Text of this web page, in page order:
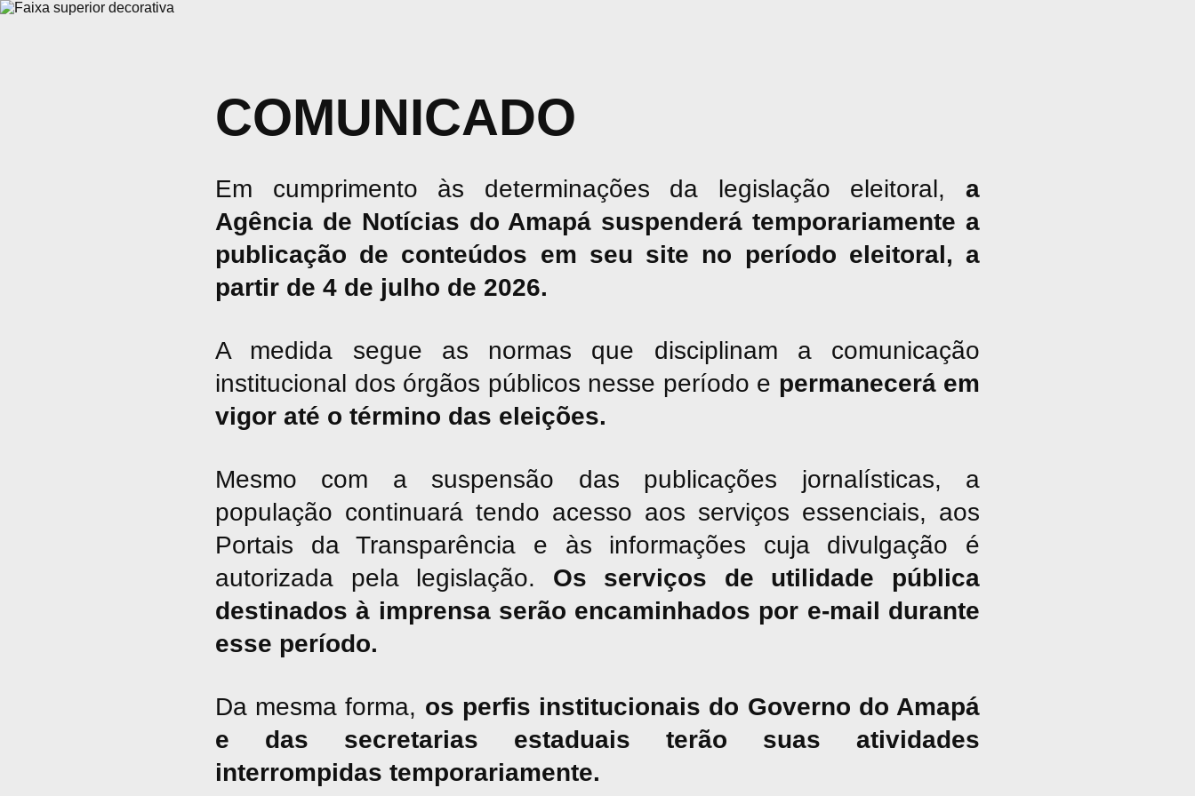
COMUNICADO
Em cumprimento às determinações da legislação eleitoral, a
Agência de Notícias do Amapá suspenderá temporariamente a
publicação de conteúdos em seu site no período eleitoral, a
partir de 4 de julho de 2026.
A medida segue as normas que disciplinam a comunicação
institucional dos órgãos públicos nesse período e permanecerá em
vigor até o término das eleições.
Mesmo com a suspensão das publicações jornalísticas, a
população continuará tendo acesso aos serviços essenciais, aos
Portais da Transparência e às informações cuja divulgação é
autorizada pela legislação. Os serviços de utilidade pública
destinados à imprensa serão encaminhados por e-mail durante
esse período.
Da mesma forma, os perfis institucionais do Governo do Amapá
e das secretarias estaduais terão suas atividades
interrompidas temporariamente.